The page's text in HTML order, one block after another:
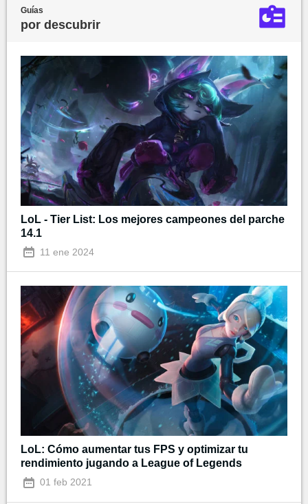
Guías
por descubrir
LoL - Tier List: Los mejores campeones del parche
14.1
11 ene 2024
LoL: Cómo aumentar tus FPS y optimizar tu
rendimiento jugando a League of Legends
01 feb 2021